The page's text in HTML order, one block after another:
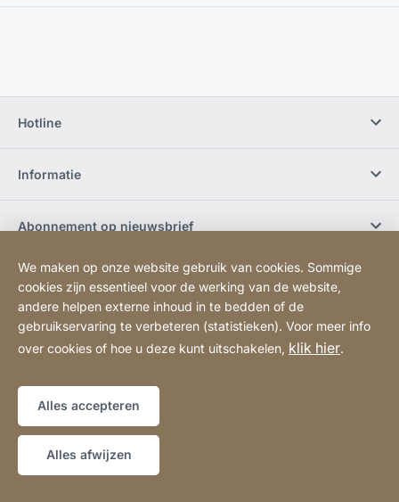
Hotline
Informatie
Abonnement op nieuwsbrief
Werken bij JURA
Sociale media
Website
[Website
information]
Sitemap
We maken op onze website gebruik van cookies. Sommige
cookies zijn essentieel voor de werking van de website,
andere helpen externe inhoud in te bedden of de
gebruikservaring te verbeteren (statistieken). Voor meer info
over cookies of hoe u deze kunt uitschakelen, klik hier.
Alles accepteren
Alles afwijzen